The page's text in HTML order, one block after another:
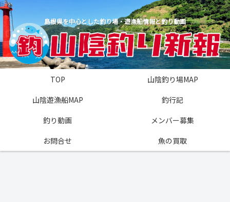
島根県を中心とした釣り場・遊漁船情報と釣り動画
TOP
山陰釣り場MAP
山陰遊漁船MAP
釣行記
釣り動画
メンバー募集
お問合せ
魚の買取